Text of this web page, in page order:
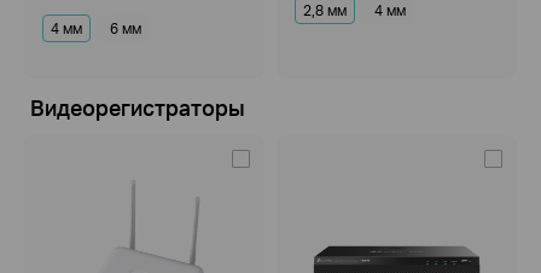
4 мм 6 мм
2,8 мм 4 мм
Видеорегистраторы